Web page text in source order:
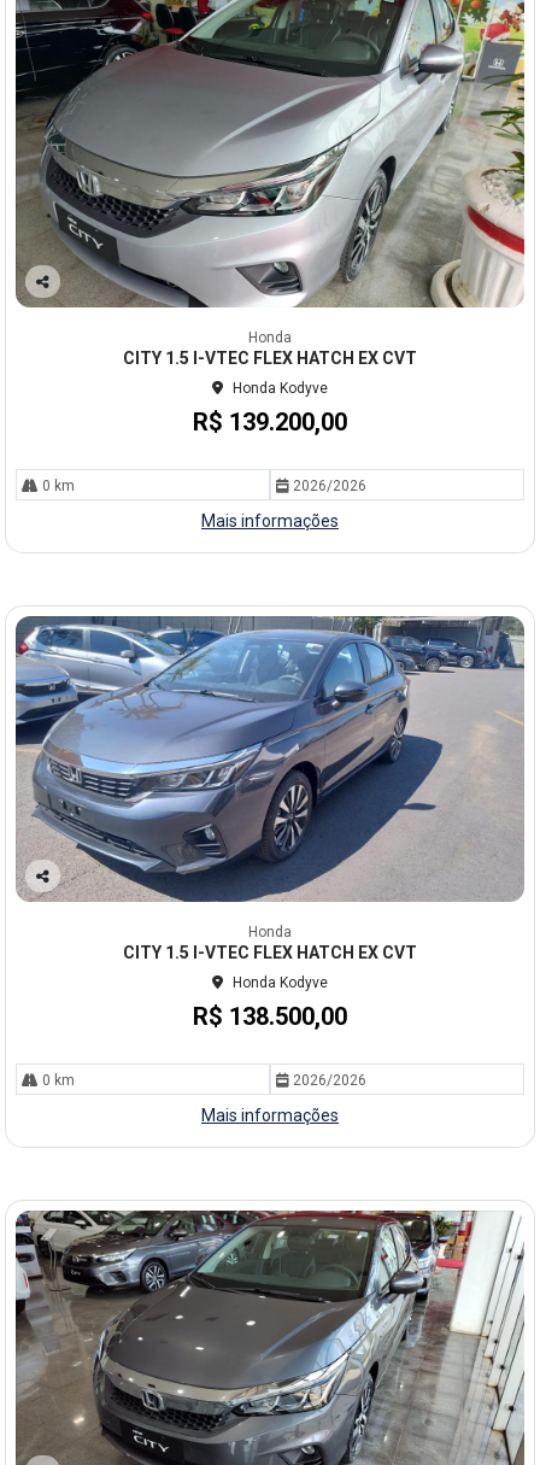
Co
Honda
CITY 1.5 I-VTEC FLEX HATCH EX CVT
Honda Kodyve
R$ 139.200,00
0 km 2026/2026
Mais informações
Co
Honda
CITY 1.5 I-VTEC FLEX HATCH EX CVT
Honda Kodyve
R$ 138.500,00
0 km 2026/2026
Mais informações